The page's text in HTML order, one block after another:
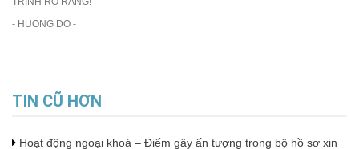
- HUONG DO -
TIN CŨ HƠN
Hoạt động ngoại khoá – Điểm gây ấn tượng trong bộ hồ sơ xin